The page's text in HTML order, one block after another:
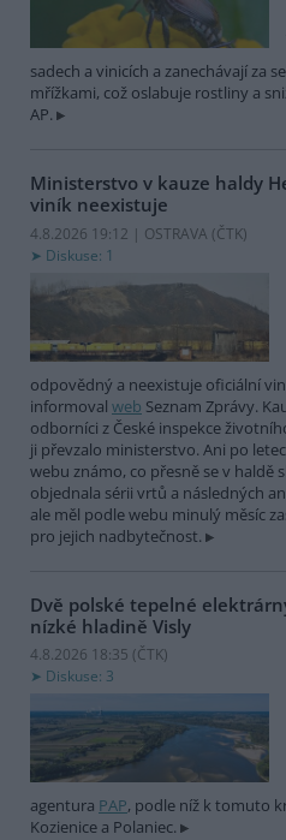
sadech a vinicích a zanechávají za
mřížkami, což oslabuje rostliny a
AP.
Ministerstvo v kauze haldy
viník neexistuje
4.8.2026 19:12 | OSTRAVA (ČTK)
Diskuse: 1
odpovědný a neexistuje oficiální
informoval web Seznam Zprávy.
odborníci z České inspekce
ji převzalo ministerstvo. Ani po
webu známo, co přesně se v haldě
objednala sérii vrtů a následných
ale měl podle webu minulý měsíc
pro jejich nadbytečnost.
Dvě polské tepelné
nízké hladině Visly
4.8.2026 18:35 (ČTK)
Diskuse: 3
agentura PAP, podle níž k tomuto
Kozienice a Polaniec.